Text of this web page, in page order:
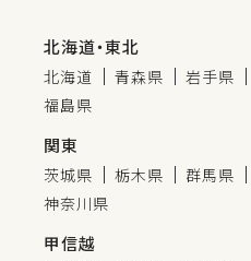
北海道・東北
北海道 青森県 岩手県
福島県
関東
茨城県 栃木県 群馬県
神奈川県
甲信越